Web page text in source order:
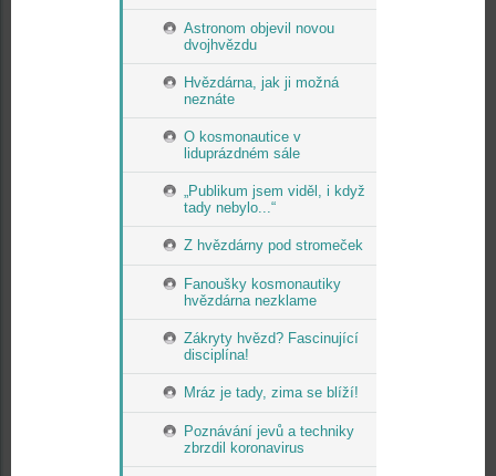
Astronom objevil novou
dvojhvězdu
Hvězdárna, jak ji možná
neznáte
O kosmonautice v
liduprázdném sále
„Publikum jsem viděl, i když
tady nebylo...“
Z hvězdárny pod stromeček
Fanoušky kosmonautiky
hvězdárna nezklame
Zákryty hvězd? Fascinující
disciplína!
Mráz je tady, zima se blíží!
Poznávání jevů a techniky
zbrzdil koronavirus